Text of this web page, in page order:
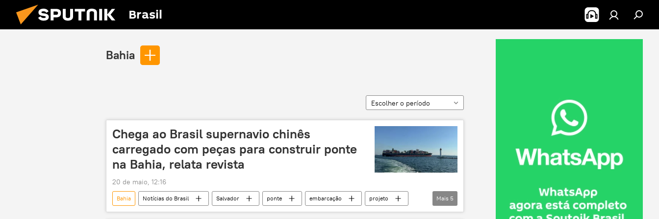
Brasil
Bahia
Escolher o período
Chega ao Brasil supernavio chinês
carregado com peças para construir ponte
na Bahia, relata revista
20 de maio, 12:16
Bahia Notícias do Brasil Salvador ponte embarcação
projeto
China
Brasil América Latina logística Baía de Todos-os-Santos
Mais 5